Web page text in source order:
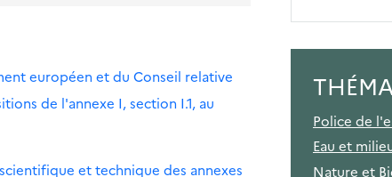
européen et du Conseil relative
de l'annexe I, section I.1, au
et technique des annexes
Police de
Eau et
Nature et